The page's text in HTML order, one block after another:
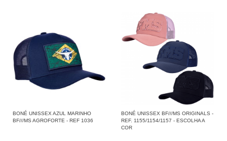
BONÉ UNISSEX AZUL MARINHO
BF///MS AGROFORTE - REF 1036
BONÉ UNISSEX BF///MS ORIGINALS -
REF. 1155/1154/1157 - ESCOLHA A
COR